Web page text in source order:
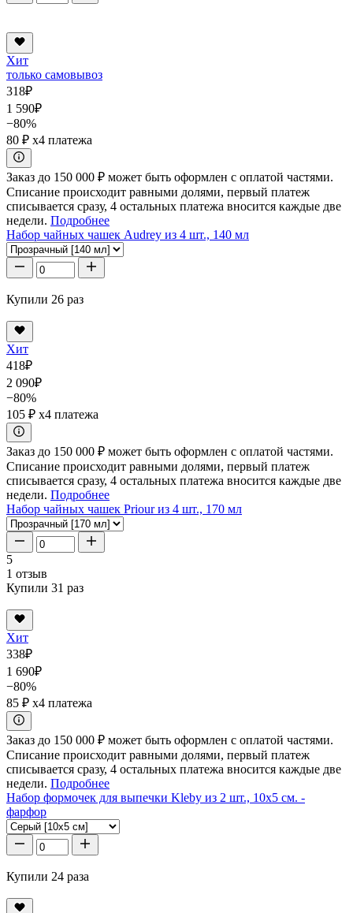
Хит
только самовывоз
318₽
1 590₽
−80%
80 ₽ x4 платежа
Заказ до 150 000 ₽ может быть оформлен с оплатой частями.
Списание происходит равными долями, первый платеж
списывается сразу, 4 остальных платежа вносится каждые две
недели. Подробнее
Набор чайных чашек Audrey из 4 шт., 140 мл
Купили 26 раз
Хит
418₽
2 090₽
−80%
105 ₽ x4 платежа
Заказ до 150 000 ₽ может быть оформлен с оплатой частями.
Списание происходит равными долями, первый платеж
списывается сразу, 4 остальных платежа вносится каждые две
недели. Подробнее
Набор чайных чашек Priour из 4 шт., 170 мл
5
1 отзыв
Купили 31 раз
Хит
338₽
1 690₽
−80%
85 ₽ x4 платежа
Заказ до 150 000 ₽ может быть оформлен с оплатой частями.
Списание происходит равными долями, первый платеж
списывается сразу, 4 остальных платежа вносится каждые две
недели. Подробнее
Набор формочек для выпечки Kleby из 2 шт., 10x5 см. -
фарфор
Купили 24 раза